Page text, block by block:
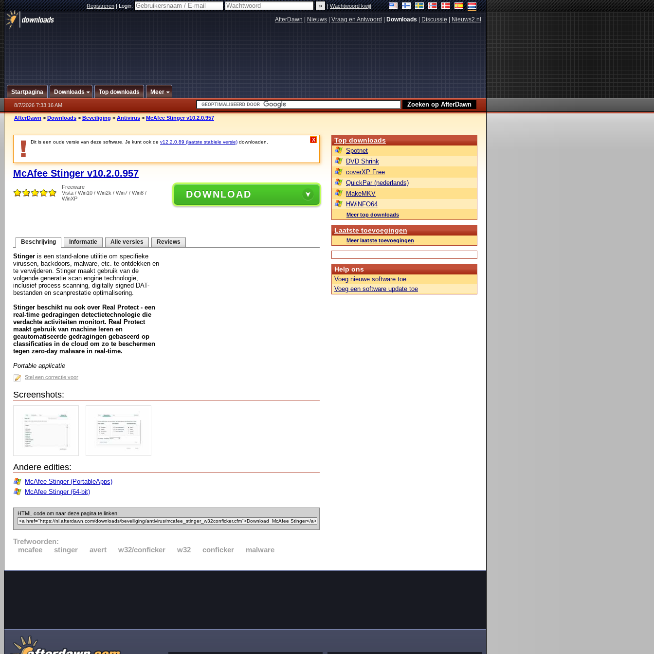
Registreren|Login: |Wachtwoord kwijt
AfterDawn Nieuws Vraag en Antwoord Downloads Discussie Nieuws2.nl
Startpagina Downloads Top downloads Meer
8/7/2026 7:33:16 AM
AfterDawn > Downloads > Beveiliging > Antivirus > McAfee Stinger v10.2.0.957
Dit is een oude versie van deze software. Je kunt ook de v12.2.0.89 (laatste stabiele versie) downloaden. X
McAfee Stinger v10.2.0.957
Freeware
Vista / Win10 / Win2k / Win7 / Win8 /
WinXP
DOWNLOAD
Beschrijving Informatie Alle versies Reviews
Stinger is een stand-alone utilitie om specifieke
virussen, backdoors, malware, etc. te ontdekken en
te verwijderen. Stinger maakt gebruik van de
volgende generatie scan engine technologie,
inclusief process scanning, digitally signed DAT-
bestanden en scanprestatie optimalisering.
Stinger beschikt nu ook over Real Protect - een
real-time gedragingen detectietechnologie die
verdachte activiteiten monitort. Real Protect
maakt gebruik van machine leren en
geautomatiseerde gedragingen gebaseerd op
classificaties in de cloud om zo te beschermen
tegen zero-day malware in real-time.
Portable applicatie
Stel een correctie voor
Screenshots:
Andere edities:
McAfee Stinger (PortableApps)
McAfee Stinger (64-bit)
HTML code om naar deze pagina te linken:
Trefwoorden:
mcafee
stinger avert w32/conficker w32 conficker malware
Top downloads
Spotnet
DVD Shrink
coverXP Free
QuickPar (nederlands)
MakeMKV
HWiNFO64
Meer top downloads
Laatste toevoegingen
Meer laatste toevoegingen
Help ons
Voeg nieuwe software toe
Voeg een software update toe